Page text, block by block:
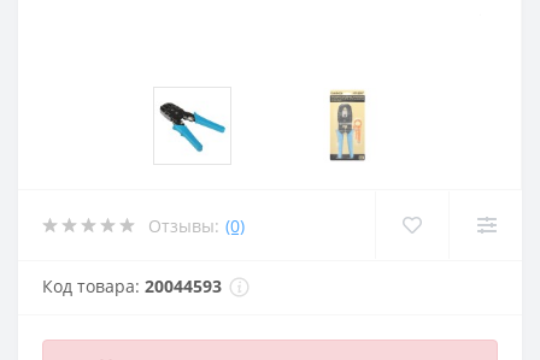
Отзывы: (0)
Код товара: 20044593